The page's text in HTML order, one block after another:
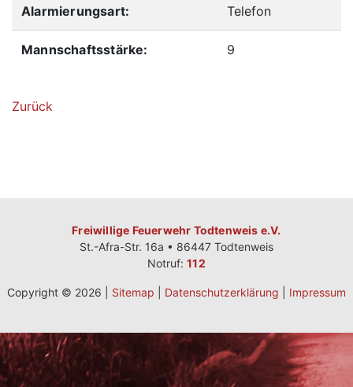
Alarmierungsart: Telefon
Mannschaftsstärke: 9
Zurück
Freiwillige Feuerwehr Todtenweis e.V.
St.-Afra-Str. 16a • 86447 Todtenweis
Notruf:112
Copyright © 2026 | Sitemap Datenschutzerklärung Impressum